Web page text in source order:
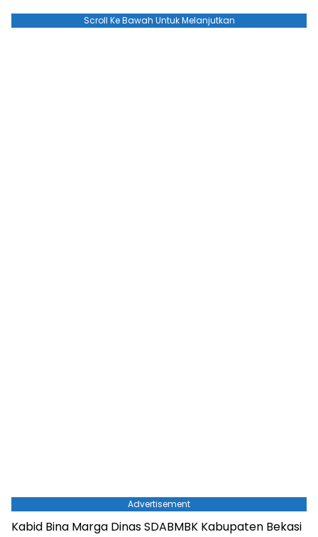
Scroll Ke Bawah Untuk Melanjutkan
Advertisement
Kabid Bina Marga Dinas SDABMBK Kabupaten Bekasi